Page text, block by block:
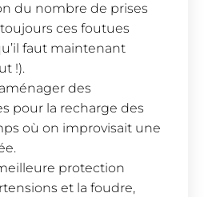
du nombre de prises
ces foutues
faut maintenant
!).
des
pour la recharge des
où on improvisait une
protection
et la foudre,